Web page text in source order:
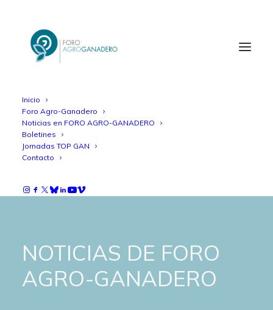
Inicio
Foro Agro-Ganadero
Noticias en FORO AGRO-GANADERO
Boletines
Jornadas TOP GAN
Contacto
NOTICIAS DE FORO
AGRO-GANADERO